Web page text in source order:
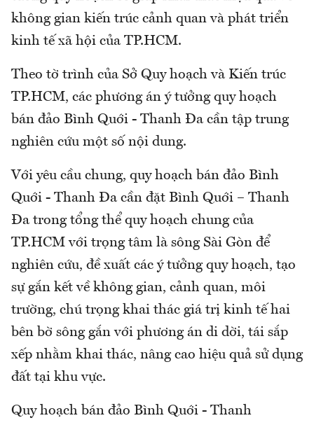
không gian kiến trúc cảnh quan và phát triển
kinh tế xã hội của TP.HCM.
Theo tờ trình của Sở Quy hoạch và Kiến trúc
TP.HCM, các phương án ý tưởng quy hoạch
bán đảo Bình Quới - Thanh Đa cần tập trung
nghiên cứu một số nội dung.
Với yêu cầu chung, quy hoạch bán đảo Bình
Quới - Thanh Đa cần đặt Bình Quới – Thanh
Đa trong tổng thể quy hoạch chung của
TP.HCM với trọng tâm là sông Sài Gòn để
nghiên cứu, đề xuất các ý tưởng quy hoạch, tạo
sự gắn kết về không gian, cảnh quan, môi
trường, chú trọng khai thác giá trị kinh tế hai
bên bờ sông gắn với phương án di dời, tái sắp
xếp nhằm khai thác, nâng cao hiệu quả sử dụng
đất tại khu vực.
Quy hoạch bán đảo Bình Quới - Thanh